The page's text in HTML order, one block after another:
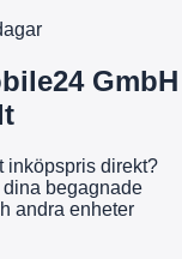
GmbH
inköpspris direkt?
begagnade
andra enheter